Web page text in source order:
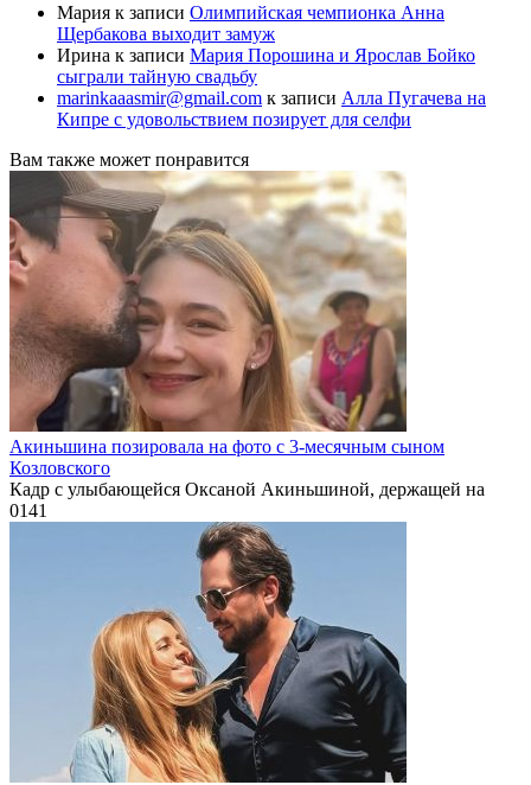
Мария к записи Олимпийская чемпионка Анна
Щербакова выходит замуж
Ирина к записи Мария Порошина и Ярослав Бойко
сыграли тайную свадьбу
marinkaaasmir@gmail.com к записи Алла Пугачева на
Кипре с удовольствием позирует для селфи
Вам также может понравится
Акиньшина позировала на фото с 3-месячным сыном
Козловского
Кадр с улыбающейся Оксаной Акиньшиной, держащей на
0141